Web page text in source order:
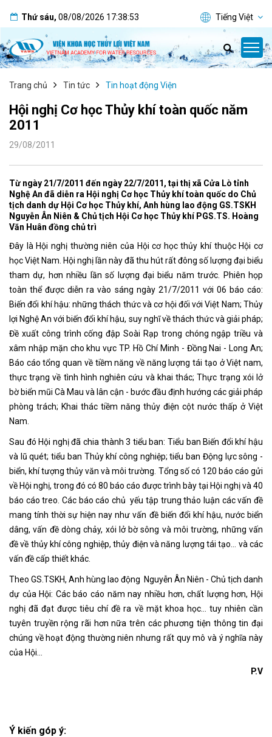
Thứ sáu, 08/08/2026 17:38:53 Tiếng Việt
Trang chủ Tin tức Tin hoạt động Viện
Hội nghị Cơ học Thủy khí toàn quốc năm
2011
29/08/2011
Từ ngày 21/7/2011 đến ngày 22/7/2011, tại thị xã Cửa Lò tỉnh
Nghệ An đã diễn ra Hội nghị Cơ học Thủy khí toàn quốc do Chủ
tịch danh dự Hội Cơ học Thủy khí, Anh hùng lao động GS.TSKH
Nguyễn Ân Niên & Chủ tịch Hội Cơ học Thủy khí PGS.TS. Hoàng
Văn Huân đồng chủ trì
Đây là Hội nghị thường niên của Hội cơ học thủy khí thuộc Hội cơ
học Việt Nam. Hội nghị lần này đã thu hút rất đông số lượng đại biểu
tham dự, hơn nhiều lần số lượng đại biểu năm trước. Phiên họp
toàn thể được diễn ra vào sáng ngày 21/7/2011 với 06 báo cáo:
Biến đổi khí hậu: những thách thức và cơ hội đối với Việt Nam; Thủy
lợi Nghệ An với biến đổi khí hậu, suy nghĩ về thách thức và giải pháp;
Đề xuất công trình cống đập Soài Rạp trong chóng ngập triều và
xâm nhập mặn cho khu vực TP. Hồ Chí Minh - Đồng Nai - Long An;
Báo cáo tổng quan về tiềm năng về năng lượng tái tạo ở Việt nam,
thực trạng về tình hình nghiên cứu và khai thác; Thực trạng xói lở
bờ biển mũi Cà Mau và lân cận - bước đầu định hướng các giải pháp
phòng trách; Khai thác tiềm năng thủy điện cột nước thấp ở Việt
Nam.
Sau đó Hội nghị đã chia thành 3 tiểu ban: Tiểu ban Biến đổi khí hậu
và lũ quét; tiểu ban Thủy khí công nghiệp; tiểu ban Động lực sông -
biển, khí tượng thủy văn và môi trường. Tổng số có 120 báo cáo gửi
về Hội nghị, trong đó có 80 báo cáo được trình bày tại Hội nghị và 40
báo cáo treo. Các báo cáo chủ yếu tập trung thảo luận các vấn đề
mang tính thời sự hiện nay như vấn đề biến đổi khí hậu, nước biển
dâng, vấn đề dòng chảy, xói lở bờ sông và môi trường, những vấn
đề về thủy khí công nghiệp, thủy điện và năng lượng tái tạo… và các
vấn đề cấp thiết khác.
Theo GS.TSKH, Anh hùng lao động Nguyễn Ân Niên - Chủ tịch danh
dự của Hội: Các báo cáo năm nay nhiều hơn, chất lượng hơn, Hội
nghị đã đạt được tiêu chí đề ra về mặt khoa học… tuy nhiên cần
tuyên truyền rộng rãi hơn nữa trên các phương tiện thông tin đại
chúng về hoạt động thường niên nhưng rất quy mô và ý nghĩa này
của Hội…
P.V
Ý kiến góp ý: